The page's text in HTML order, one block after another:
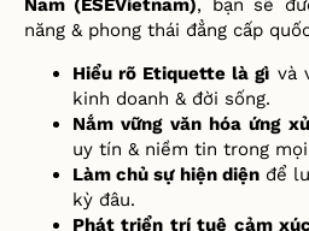
Nam (ESEVietnam), bạn sẽ
năng & phong thái đẳng cấp quố
Hiểu rõ Etiquette là gì và
kinh doanh & đời sống.
Nắm vững văn hóaứng xử
uy tín & niềm tin trong mọ
Làm chủ sựhiện diện để
kỳ đâu.
Phát triển trí tuệ cảm